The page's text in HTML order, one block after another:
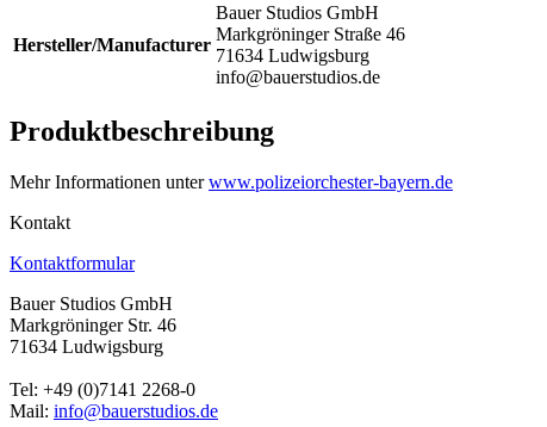
Hersteller/Manufacturer
Bauer Studios GmbH
Markgröninger Straße 46
71634 Ludwigsburg
info@bauerstudios.de
Produktbeschreibung
Mehr Informationen unterwww.polizeiorchester-bayern.de
Kontakt
Kontaktformular
Bauer Studios GmbH
Markgröninger Str. 46
71634 Ludwigsburg
Tel: +49 (0)7141 2268-0
Mail: info@bauerstudios.de